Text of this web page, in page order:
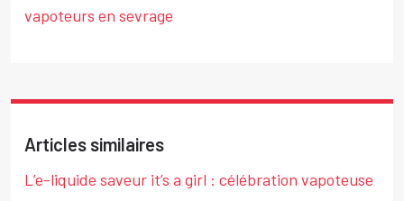
vapoteurs en sevrage
Articles similaires
L’e-liquide saveur it’s a girl : célébration vapoteuse